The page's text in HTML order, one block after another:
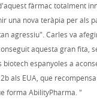
fàrmac totalment
una nova teràpia per als
agressiu". Carles va
aquesta gran fita,
biotech espanyoles a
als EUA, que
forma AbilityPharma. "